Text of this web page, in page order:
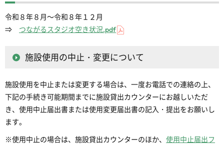
令和８年８月～令和８年１２月
⇒ つながるスタジオ空き状況.pdf
施設使用の中止・変更について
施設使用を中止または変更する場合は、一度お電話での連絡の上、
下記の手続き可能期間までに施設貸出カウンターにお越しいただ
き、使用中止届出書または使用変更届出書の記入・提出をお願いし
ます。
※使用中止の場合は、施設貸出カウンターのほか、 使用中止届出フ